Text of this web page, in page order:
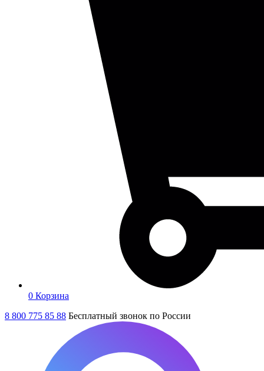
0 Корзина
8 800 775 85 88 Бесплатный звонок по России